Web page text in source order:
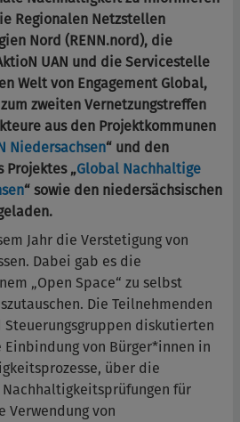
Regionalen Netzstellen
Nord (RENN.nord), die
UAN und die Servicestelle
Welt von Engagement Global,
zweiten Vernetzungstreffen
aus den Projektkommunen
Niedersachsen“ und den
Projektes „Global Nachhaltige
“ sowie den niedersächsischen
Jahr die Verstetigung von
Dabei gab es die
„Open Space“ zu selbst
Die Teilnehmenden
Steuerungsgruppen diskutierten
von Bürger*innen in
über die
für
Verwendung von